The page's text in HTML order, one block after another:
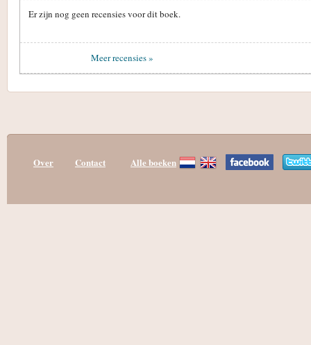
Er zijn nog geen recensies voor dit boek.
Meer recensies »
Over Contact Alle boeken